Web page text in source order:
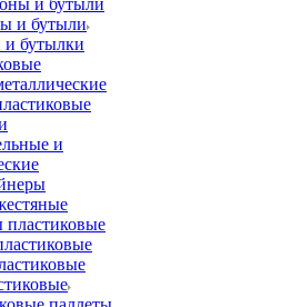
и бутыли
бутылки
и